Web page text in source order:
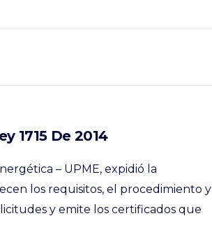
1715 De 2014
– UPME, expidió la
los requisitos, el procedimiento y
y emite los certificados que